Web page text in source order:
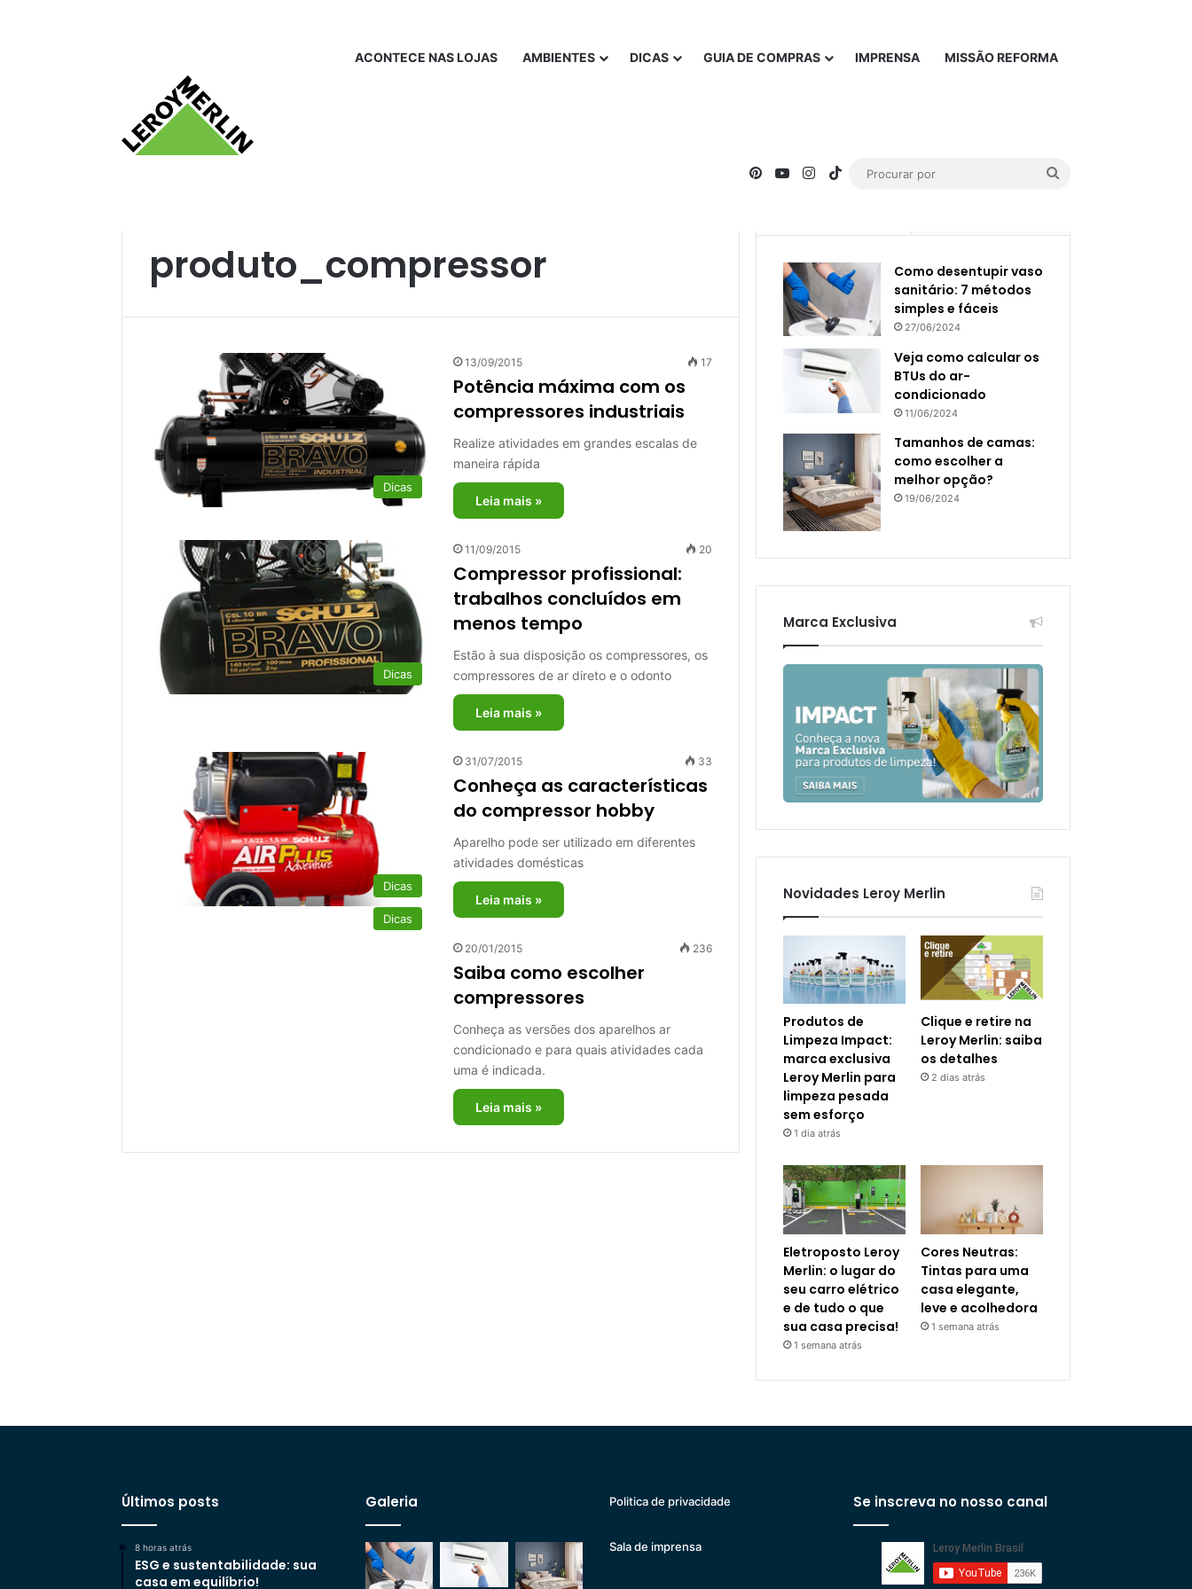
ACONTECE NAS LOJAS AMBIENTES DICAS GUIA DE COMPRAS IMPRENSA MISSÃO REFORMA
PinterestYouTubeInstagram
TikTok
produto_compressor
Dicas
13/09/2015 17
Potência máxima com os
compressores industriais
Realize atividades em grandes escalas de
maneira rápida
Leia mais »
Dicas
11/09/2015 20
Compressor profissional:
trabalhos concluídos em
menos tempo
Estão à sua disposição os compressores, os
compressores de ar direto e o odonto
Leia mais »
Dicas
31/07/2015 33
Conheça as características
do compressor hobby
Aparelho pode ser utilizado em diferentes
atividades domésticas
Leia mais »
Dicas
20/01/2015 236
Saiba como escolher
compressores
Conheça as versões dos aparelhos ar
condicionado e para quais atividades cada
uma é indicada.
Leia mais »
Como desentupir vaso
sanitário: 7 métodos
simples e fáceis
27/06/2024
Veja como calcular os
BTUs do ar-
condicionado
11/06/2024
Tamanhos de camas:
como escolher a
melhor opção?
19/06/2024
Marca Exclusiva
Novidades Leroy Merlin
Produtos de
Limpeza Impact:
marca exclusiva
Leroy Merlin para
limpeza pesada
sem esforço
1 dia atrás
Clique e retire na
Leroy Merlin: saiba
os detalhes
2 dias atrás
Eletroposto Leroy
Merlin: o lugar do
seu carro elétrico
e de tudo o que
sua casa precisa!
1 semana atrás
Cores Neutras:
Tintas para uma
casa elegante,
leve e acolhedora
1 semana atrás
Últimos posts
8 horas atrás
ESG e sustentabilidade: sua
casa em equilíbrio!
Galeria Politica de privacidade
Sala de imprensa
Se inscreva no nosso canal